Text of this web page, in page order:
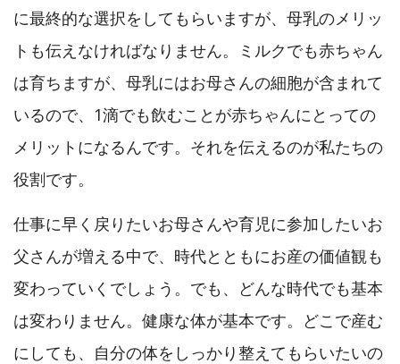
に最終的な選択をしてもらいますが、母乳のメリッ
トも伝えなければなりません。ミルクでも赤ちゃん
は育ちますが、母乳にはお母さんの細胞が含まれて
いるので、1滴でも飲むことが赤ちゃんにとっての
メリットになるんです。それを伝えるのが私たちの
役割です。
仕事に早く戻りたいお母さんや育児に参加したいお
父さんが増える中で、時代とともにお産の価値観も
変わっていくでしょう。でも、どんな時代でも基本
は変わりません。健康な体が基本です。どこで産む
にしても、自分の体をしっかり整えてもらいたいの